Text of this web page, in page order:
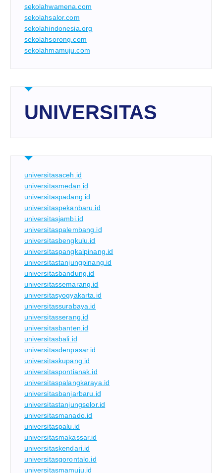
sekolahwamena.com
sekolahsalor.com
sekolahindonesia.org
sekolahsorong.com
sekolahmamuju.com
UNIVERSITAS
universitasaceh.id
universitasmedan.id
universitaspadang.id
universitaspekanbaru.id
universitasjambi.id
universitaspalembang.id
universitasbengkulu.id
universitaspangkalpinang.id
universitastanjungpinang.id
universitasbandung.id
universitassemarang.id
universitasyogyakarta.id
universitassurabaya.id
universitasserang.id
universitasbanten.id
universitasbali.id
universitasdenpasar.id
universitaskupang.id
universitaspontianak.id
universitaspalangkaraya.id
universitasbanjarbaru.id
universitastanjungselor.id
universitasmanado.id
universitaspalu.id
universitasmakassar.id
universitaskendari.id
universitasgorontalo.id
universitasmamuju.id